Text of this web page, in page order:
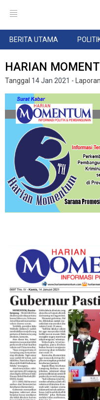
BERITA UTAMA
HARIAN
Tanggal 14 Jan 2021 - Laporan